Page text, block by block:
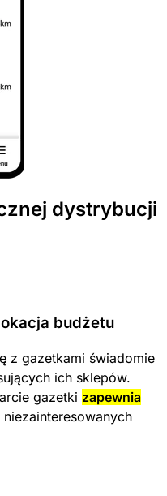
dystrybucji
budżetu
z gazetkami świadomie
ich sklepów.
gazetki zapewnia
niezainteresowanych